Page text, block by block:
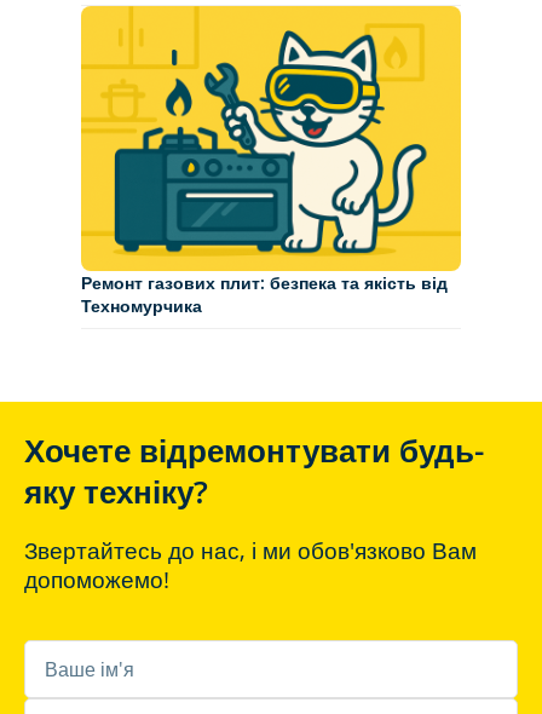
Ремонт газових плит: безпека та якість від
Техномурчика
Хочете відремонтувати будь-
яку техніку?
Звертайтесь до нас, і ми обов'язково Вам
допоможемо!